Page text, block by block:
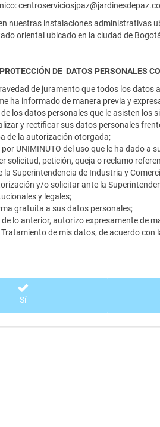
nuestras instalaciones administrativas
oriental ubicado en la ciudad de
DE DATOS PERSONALES
de juramento que todos los datos
ha informado de manera previa y
los datos personales que le asisten los
y rectificar sus datos personales
de la autorización otorgada;
UNIMINUTO del uso que le ha dado a
solicitud, petición, queja o reclamo
la Superintendencia de Industria y
y/o solicitar ante la
y legales;
gratuita a sus datos personales;
lo anterior, autorizo expresamente de
de mis datos, de acuerdo
Sí